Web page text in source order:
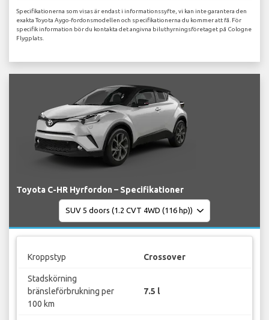
Specifikationerna som visas är endast i informationssyfte, vi kan inte garantera den
exakta Toyota Aygo-fordonsmodellen och specifikationerna du kommer att få. För
specifik information bör du kontakta det angivna biluthyrningsföretaget på Cologne
Flygplats.
Toyota C-HR Hyrfordon – Specifikationer
Kroppstyp Crossover
Stadskörning
bränsleförbrukning per
100 km
7.5 l